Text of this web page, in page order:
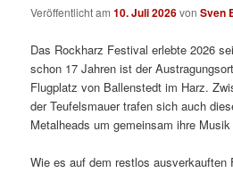
Veröffentlicht am10. Juli 2026vonSven
Das Rockharz Festival erlebte 2026
schon 17 Jahren ist der
Flugplatz von Ballenstedt im Harz.
der Teufelsmauer trafen sich auch
Metalheads um gemeinsam ihre
Wie es auf dem restlos ausverkauften